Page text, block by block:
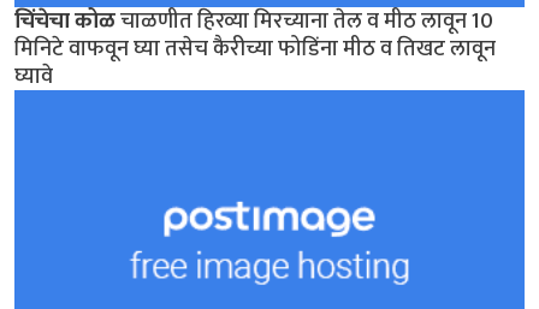
चिंचेचा कोळचाळणीत हिरव्या मिरच्याना तेल व मीठ लावून 10
मिनिटे वाफवून घ्या तसेच कैरीच्या फोडिंना मीठ व तिखट लावून
घ्यावे